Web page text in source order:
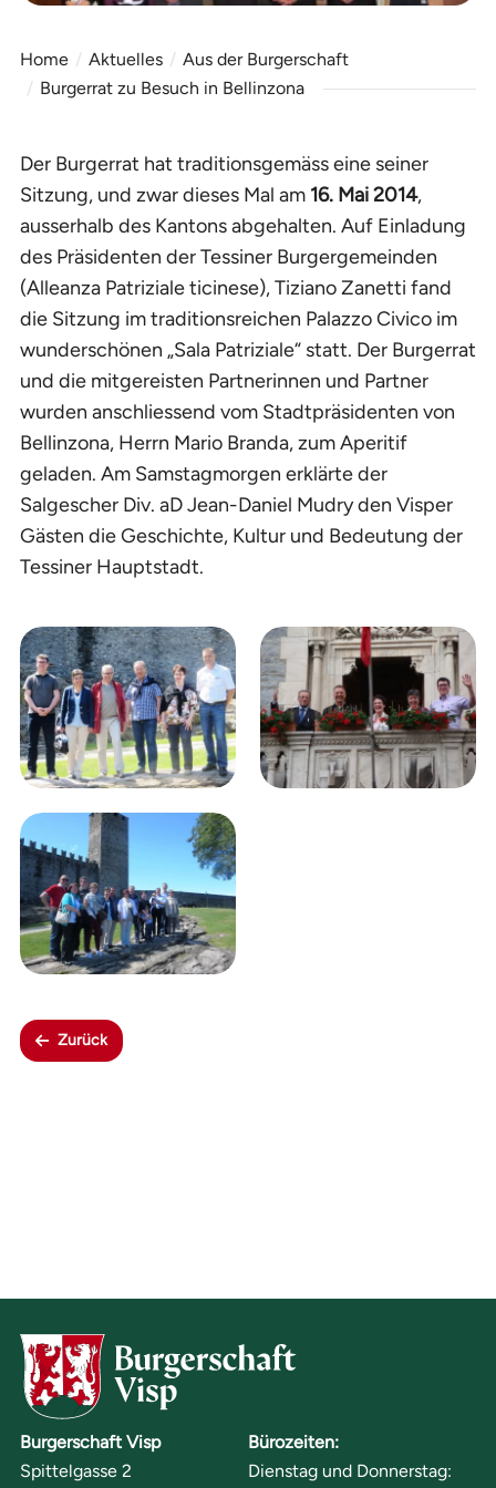
Home Aktuelles
Aus der Burgerschaft
Burgerrat zu Besuch in Bellinzona
Der Burgerrat hat traditionsgemäss eine seiner
Sitzung, und zwar dieses Mal am 16. Mai 2014,
ausserhalb des Kantons abgehalten. Auf Einladung
des Präsidenten der Tessiner Burgergemeinden
(Alleanza Patriziale ticinese), Tiziano Zanetti fand
die Sitzung im traditionsreichen Palazzo Civico im
wunderschönen „Sala Patriziale“ statt. Der Burgerrat
und die mitgereisten Partnerinnen und Partner
wurden anschliessend vom Stadtpräsidenten von
Bellinzona, Herrn Mario Branda, zum Aperitif
geladen. Am Samstagmorgen erklärte der
Salgescher Div. aD Jean-Daniel Mudry den Visper
Gästen die Geschichte, Kultur und Bedeutung der
Tessiner Hauptstadt.
Zurück
Burgerschaft Visp
Spittelgasse 2
Bürozeiten:
Dienstag und Donnerstag: